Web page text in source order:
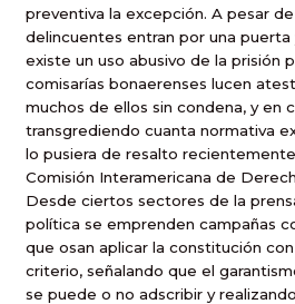
preventiva la excepción. A pesar de
delincuentes entran por una puerta
existe un uso abusivo de la prisión
comisarías bonaerenses lucen
muchos de ellos sin condena, y en
transgrediendo cuanta normativa
lo pusiera de resalto
Comisión Interamericana de
Desde ciertos sectores de la
política se emprenden campañas
que osan aplicar la constitución
criterio, señalando que el
se puede o no adscribir y